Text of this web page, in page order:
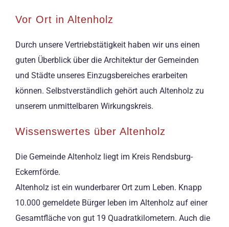
Vor Ort in Altenholz
Durch unsere Vertriebstätigkeit haben wir uns einen
guten Überblick über die Architektur der Gemeinden
und Städte unseres Einzugsbereiches erarbeiten
können. Selbstverständlich gehört auch Altenholz zu
unserem unmittelbaren Wirkungskreis.
Wissenswertes über Altenholz
Die Gemeinde Altenholz liegt im Kreis Rendsburg-
Eckernförde.
Altenholz ist ein wunderbarer Ort zum Leben. Knapp
10.000 gemeldete Bürger leben im Altenholz auf einer
Gesamtfläche von gut 19 Quadratkilometern. Auch die